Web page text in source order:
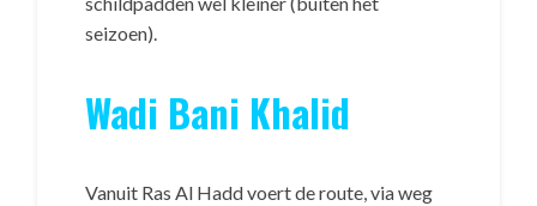
seizoen).
Wadi Bani Khalid
Vanuit Ras Al Hadd voert de route, via weg